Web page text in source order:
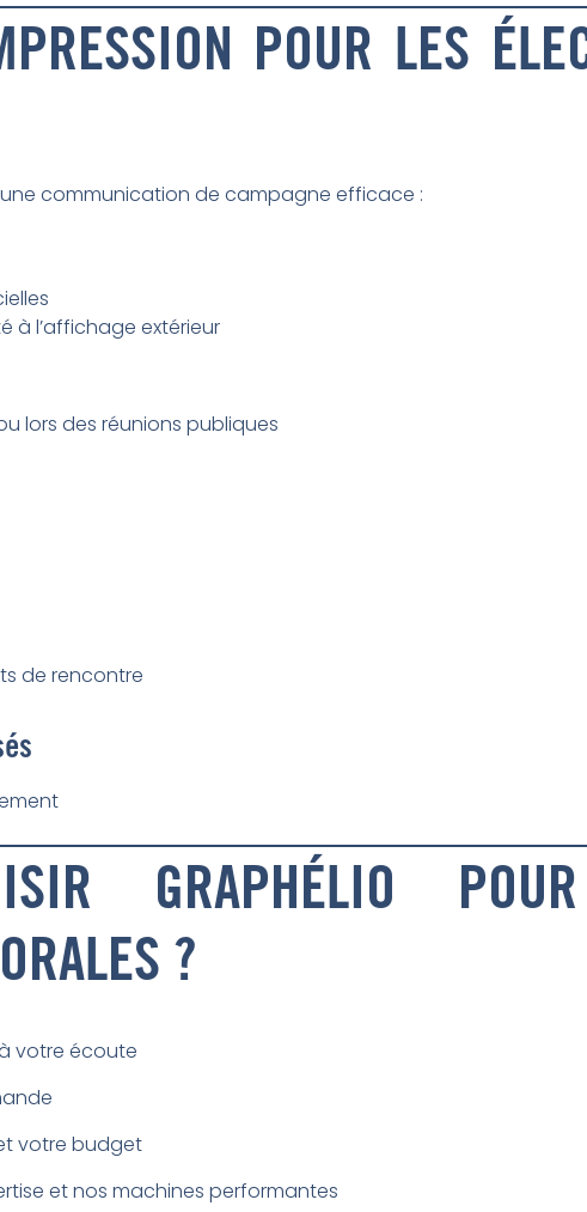
POUR LES
communication de campagne efficace :
à l’affichage extérieur
lors des réunions publiques
de rencontre
GRAPHÉLIO
?
votre écoute
votre budget
et nos machines performantes